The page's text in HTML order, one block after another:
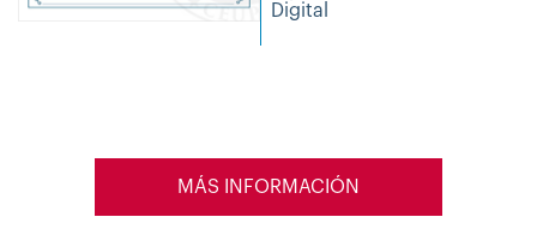
Digital
MÁS INFORMACIÓN